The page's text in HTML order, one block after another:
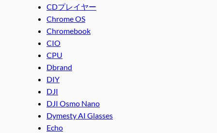
CDプレイヤー
Chrome OS
Chromebook
CIO
CPU
Dbrand
DIY
DJI
DJI Osmo Nano
Dymesty AI Glasses
Echo